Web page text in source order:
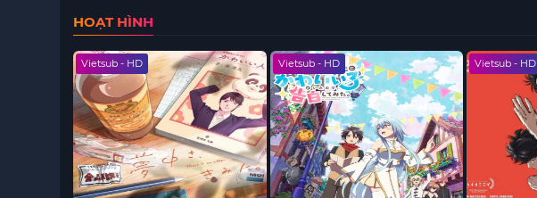
HOẠT HÌNH
Vietsub - HD Vietsub - HD Vietsub - HD